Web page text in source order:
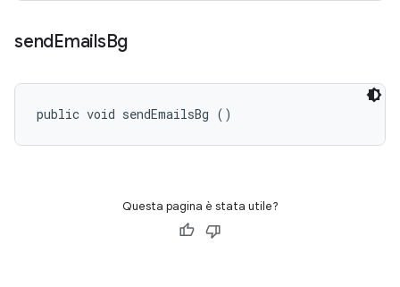
sendEmailsBg
public void sendEmailsBg ()
Questa pagina è stata utile?